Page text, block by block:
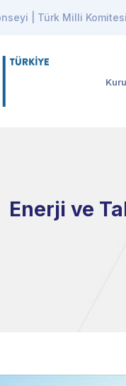
| Türk Milli Komitesi
Enerji ve